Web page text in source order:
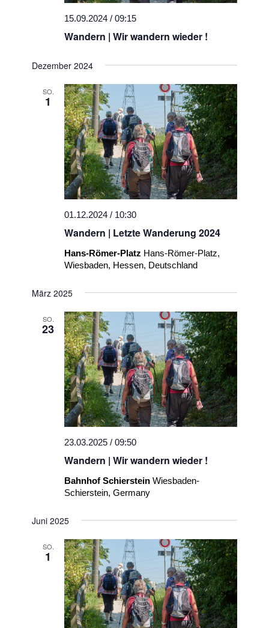
Wandern | Wir wandern wieder !
15.09.2024 / 09:15
Dezember 2024
SO.
1
Wandern | Letzte Wanderung 2024
01.12.2024 / 10:30
Hans-Römer-Platz Hans-Römer-Platz,
Wiesbaden, Hessen, Deutschland
März 2025
SO.
23
Wandern | Wir wandern wieder !
23.03.2025 / 09:50
Bahnhof SchiersteinWiesbaden-
Schierstein, Germany
Juni 2025
SO.
1